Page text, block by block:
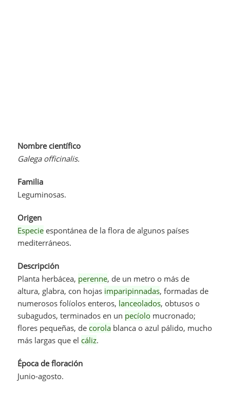
Nombre científico
Galega officinalis.
Familia
Leguminosas.
Origen
Especie espontánea de la flora de algunos países
mediterráneos.
Descripción
Planta herbácea, perenne, de un metro o más de
altura, glabra, con hojas imparipinnadas, formadas de
numerosos folíolos enteros, lanceolados, obtusos o
subagudos, terminados en un pecíolo mucronado;
flores pequeñas, de corola blanca o azul pálido, mucho
más largas que el cáliz.
Época de floración
Junio-agosto.